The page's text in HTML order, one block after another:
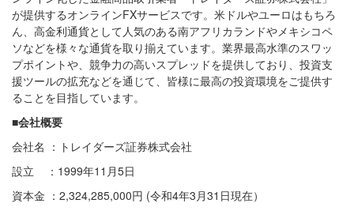
が提供するオンラインFXサービスです。米ドルやユーロはもちろ
ん、高金利通貨として人気のある南アフリカランドやメキシコペ
ソなどを様々な通貨を取り揃えています。業界最高水準のスワッ
プポイントや、競争力の高いスプレッドを提供しており、投資支
援ツールの拡充などを通じて、皆様に最高の投資環境をご提供す
ることを目指しています。
■会社概要
会社名 ：トレイダーズ証券株式会社
設立 ：1999年11月5日
資本金 ：2,324,285,000円 (令和4年3月31日現在）